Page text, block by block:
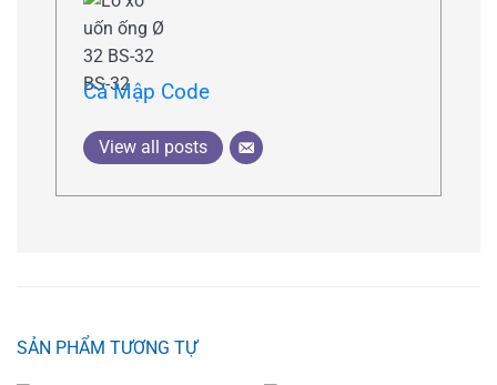
Cá Mập Code
View all posts
SẢN PHẨM TƯƠNG TỰ